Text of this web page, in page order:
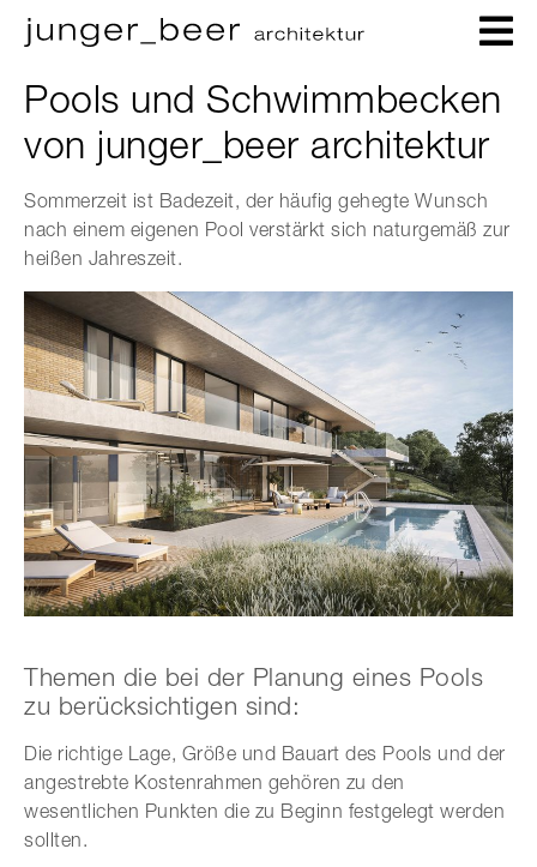
Pools und Schwimmbecken
von junger_beer architektur
Sommerzeit ist Badezeit, der häufig gehegte Wunsch
nach einem eigenen Pool verstärkt sich naturgemäß zur
heißen Jahreszeit.
Themen die bei der Planung eines Pools
zu berücksichtigen sind:
Die richtige Lage, Größe und Bauart des Pools und der
angestrebte Kostenrahmen gehören zu den
wesentlichen Punkten die zu Beginn festgelegt werden
sollten.